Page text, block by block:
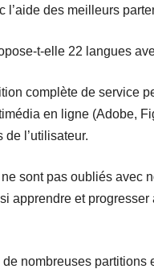
l’aide des meilleurs
t-elle 22 langues
complète de service
en ligne (Adobe,
l’utilisateur.
sont pas oubliés avec
apprendre et
nombreuses